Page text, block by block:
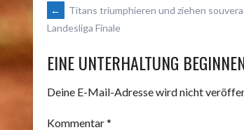
ARTIKEL-
NAVIGATION
←
Titans triumphieren und ziehen
Landesliga Finale
EINE UNTERHALTUNG
Deine E-Mail-Adresse wird nicht
Kommentar*